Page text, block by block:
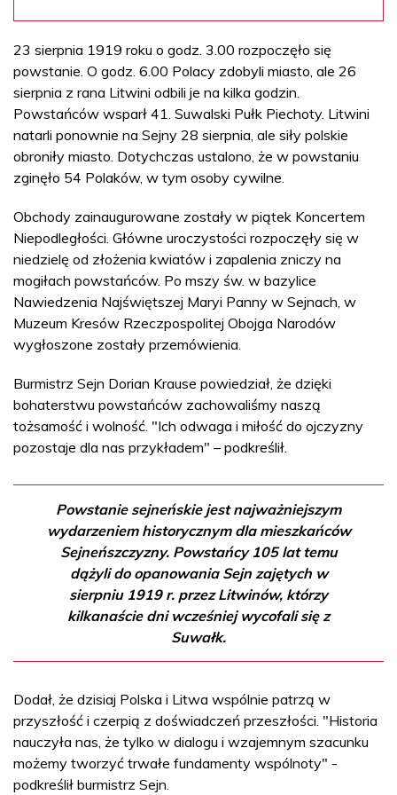
23 sierpnia 1919 roku o godz. 3.00 rozpoczęło się
powstanie. O godz. 6.00 Polacy zdobyli miasto, ale 26
sierpnia z rana Litwini odbili je na kilka godzin.
Powstańców wsparł 41. Suwalski Pułk Piechoty. Litwini
natarli ponownie na Sejny 28 sierpnia, ale siły polskie
obroniły miasto. Dotychczas ustalono, że w powstaniu
zginęło 54 Polaków, w tym osoby cywilne.
Obchody zainaugurowane zostały w piątek Koncertem
Niepodległości. Główne uroczystości rozpoczęły się w
niedzielę od złożenia kwiatów i zapalenia zniczy na
mogiłach powstańców. Po mszy św. w bazylice
Nawiedzenia Najświętszej Maryi Panny w Sejnach, w
Muzeum Kresów Rzeczpospolitej Obojga Narodów
wygłoszone zostały przemówienia.
Burmistrz Sejn Dorian Krause powiedział, że dzięki
bohaterstwu powstańców zachowaliśmy naszą
tożsamość i wolność. "Ich odwaga i miłość do ojczyzny
pozostaje dla nas przykładem" – podkreślił.
Powstanie sejneńskie jest najważniejszym
wydarzeniem historycznym dla mieszkańców
Sejneńszczyzny. Powstańcy 105 lat temu
dążyli do opanowania Sejn zajętych w
sierpniu 1919 r. przez Litwinów, którzy
kilkanaście dni wcześniej wycofali się z
Suwałk.
Dodał, że dzisiaj Polska i Litwa wspólnie patrzą w
przyszłość i czerpią z doświadczeń przeszłości. "Historia
nauczyła nas, że tylko w dialogu i wzajemnym szacunku
możemy tworzyć trwałe fundamenty wspólnoty" -
podkreślił burmistrz Sejn.